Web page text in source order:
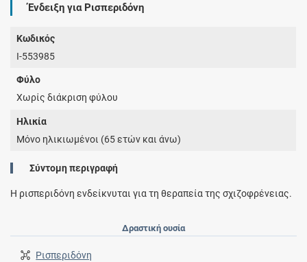
Ένδειξη για Ρισπεριδόνη
Κωδικός
I-553985
Φύλο
Χωρίς διάκριση φύλου
Ηλικία
Μόνο ηλικιωμένοι (65 ετών και άνω)
Σύντομη περιγραφή
Η ρισπεριδόνη ενδείκνυται για τη θεραπεία της σχιζοφρένειας.
Δραστική ουσία
Ρισπεριδόνη